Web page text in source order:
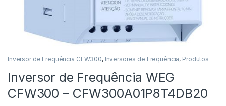
Inversor de Frequência CFW300, Inversores de Frequência, Produtos
Inversor de Frequência WEG
CFW300 – CFW300A01P8T4DB20